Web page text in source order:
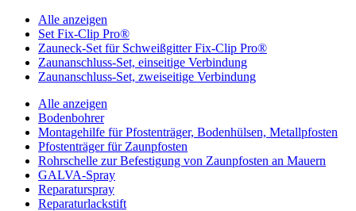
Alle anzeigen
Set Fix-Clip Pro®
Zauneck-Set für Schweißgitter Fix-Clip Pro®
Zaunanschluss-Set, einseitige Verbindung
Zaunanschluss-Set, zweiseitige Verbindung
Alle anzeigen
Bodenbohrer
Montagehilfe für Pfostenträger, Bodenhülsen, Metallpfosten
Pfostenträger für Zaunpfosten
Rohrschelle zur Befestigung von Zaunpfosten an Mauern
GALVA-Spray
Reparaturspray
Reparaturlackstift